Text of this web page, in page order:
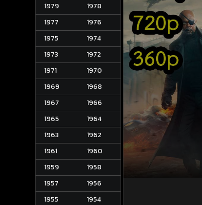
1979
1978
1977
1976
1975
1974
1973
1972
1971
1970
1969
1968
1967
1966
1965
1964
1963
1962
1961
1960
1959
1958
1957
1956
1955
1954